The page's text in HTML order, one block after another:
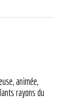
animée,
rayons du